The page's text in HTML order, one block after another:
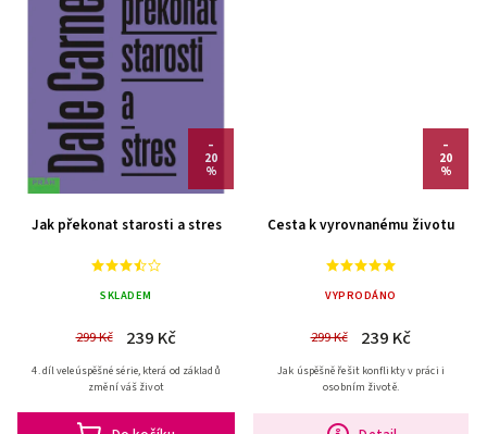
–
20
%
Jak překonat starosti a stres
SKLADEM
299 Kč 239 Kč
4. díl veleúspěšné série, která od základů
změní váš život
–
20
%
Cesta k vyrovnanému životu
VYPRODÁNO
299 Kč 239 Kč
Jak úspěšně řešit konflikty v práci i
osobním životě.